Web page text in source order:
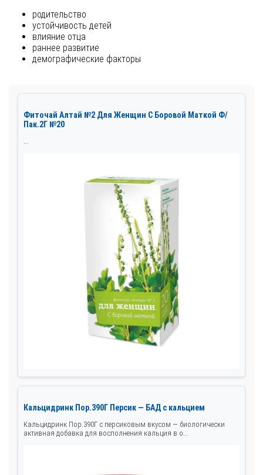
родительство
устойчивость детей
влияние отца
раннее развитие
демографические факторы
Фиточай Алтай №2 Для Женщин С Боровой Маткой Ф/
Пак.2Г №20
...
Кальцидринк Пор.390Г Персик — БАД с кальцием
Кальцидринк Пор.390Г с персиковым вкусом — биологически
активная добавка для восполнения кальция в о...